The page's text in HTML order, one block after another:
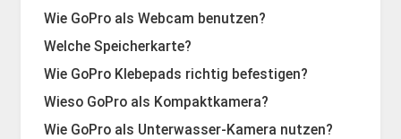
Wie GoPro als Webcam benutzen?
Welche Speicherkarte?
Wie GoPro Klebepads richtig befestigen?
Wieso GoPro als Kompaktkamera?
Wie GoPro als Unterwasser-Kamera nutzen?